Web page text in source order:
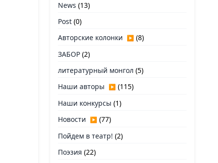
News (13)
Post (0)
Авторские колонки ▶ (8)
ЗАБОР (2)
литературный монгол (5)
Наши авторы ▶ (115)
Наши конкурсы (1)
Новости ▶ (77)
Пойдем в театр! (2)
Поэзия (22)